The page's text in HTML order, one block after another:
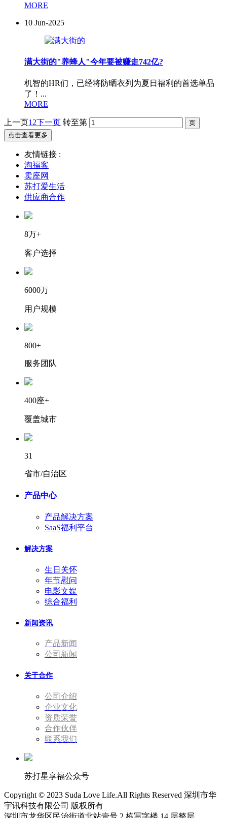
MORE
10 Jun-2025
满大街的"养蜂人"今年要被赚走742亿?
机智的HR们，已经将防晒衣列为夏日福利的首选单品
了！...
MORE
上一页 12 下一页 转至第
点击查看更多
友情链接 :
淘福客
卖座网
苏打爱生活
供应商合作
8万+
客户选择
6000万
用户规模
800+
服务团队
400座+
覆盖城市
31
省市/自治区
产品中心
产品解决方案
SaaS福利平台
解决方案
生日关怀
年节慰问
电影文娱
综合福利
新闻资讯
产品新闻
公司新闻
关于合作
公司介绍
企业文化
资质荣誉
合作伙伴
联系我们
苏打星享福公众号
Copyright © 2023 Suda Love Life.All Rights Reserved 深圳市华
宇讯科技有限公司 版权所有
深圳市龙华区民治街道北站壹号 2 栋写字楼 14 层整层